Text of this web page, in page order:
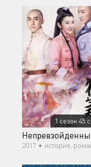
1 сезон 45
2017 • история, романтика, драма,